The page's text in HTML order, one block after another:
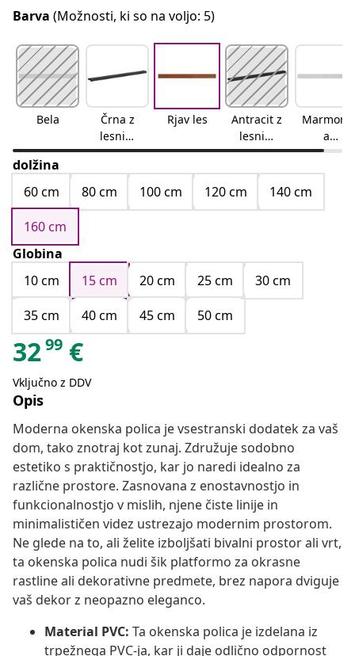
Barva (Možnosti, ki so na voljo: 5)
Bela
Črna z
lesnim
vzorcem
Rjav les
Antracit z
lesnim
vzorcem
Marmorn
a
tekstura
dolžina
60 cm
80 cm 100 cm 120 cm
140 cm
160 cm
Globina
10 cm
15 cm 20 cm 25 cm
30 cm
35 cm
40 cm 45 cm 50 cm
3299 €
Vključno z DDV
Opis
Moderna okenska polica je vsestranski dodatek za vaš
dom, tako znotraj kot zunaj. Združuje sodobno
estetiko s praktičnostjo, kar jo naredi idealno za
različne prostore. Zasnovana z enostavnostjo in
funkcionalnostjo v mislih, njene čiste linije in
minimalističen videz ustrezajo modernim prostorom.
Ne glede na to, ali želite izboljšati bivalni prostor ali vrt,
ta okenska polica nudi šik platformo za okrasne
rastline ali dekorativne predmete, brez napora dviguje
vaš dekor z neopazno eleganco.
Material PVC: Ta okenska polica je izdelana iz
trpežnega PVC-ja, kar ji daje odlično odpornost